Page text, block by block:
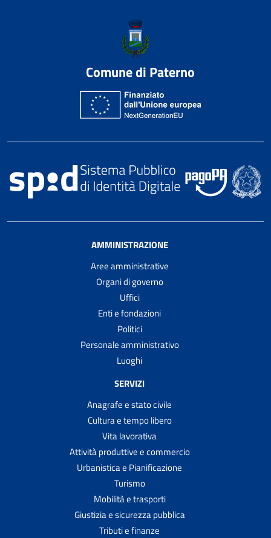
Comune di Paterno
AMMINISTRAZIONE
Aree amministrative
Organi di governo
Uffici
Enti e fondazioni
Politici
Personale amministrativo
Luoghi
SERVIZI
Anagrafe e stato civile
Cultura e tempo libero
Vita lavorativa
Attività produttive e commercio
Urbanistica e Pianificazione
Turismo
Mobilità e trasporti
Giustizia e sicurezza pubblica
Tributi e finanze